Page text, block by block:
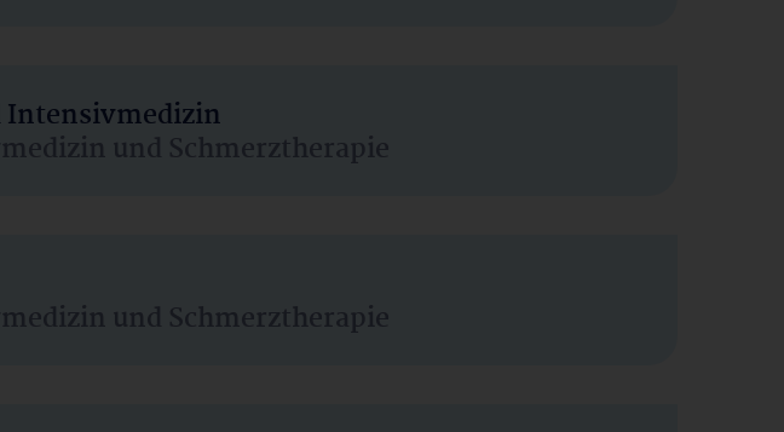
Intensivmedizin
und Schmerztherapie
und Schmerztherapie